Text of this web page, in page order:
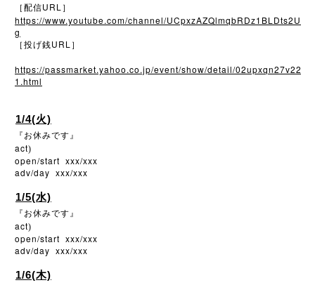
［配信URL ］
https://www.youtube.com/channel/UCpxzAZQlmqbRDz1BLDts2U
g
［投げ銭URL ］
https://passmarket.yahoo.co.jp/event/show/detail/02upxqn27v22
1.html
1/4(火)
『お休みです』
act)
open/start xxx/xxx
adv/day xxx/xxx
1/5(水)
『お休みです』
act)
open/start xxx/xxx
adv/day xxx/xxx
1/6(木)